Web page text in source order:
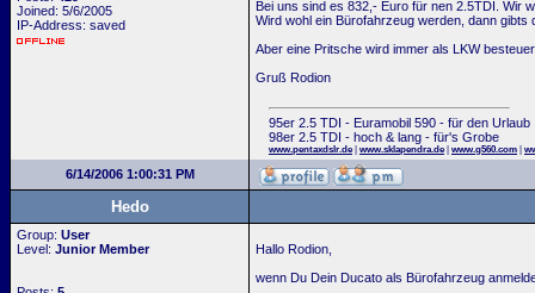
Joined: 5/6/2005
IP-Address: saved
Bei uns sind es 832,- Euro für nen 2.5TDI. Wir
Wird wohl ein Bürofahrzeug werden, dann
Aber eine Pritsche wird immer als LKW
Gruß Rodion
95er 2.5 TDI - Euramobil 590 - für den Urlaub
98er 2.5 TDI - hoch & lang - für's Grobe
www.pentaxdslr.de www.sklapendra.de www.g560.com
6/14/2006 1:00:31 PM
Hedo
Group: User
Level: Junior Member
Hallo Rodion,
wenn Du Dein Ducato als Bürofahrzeug